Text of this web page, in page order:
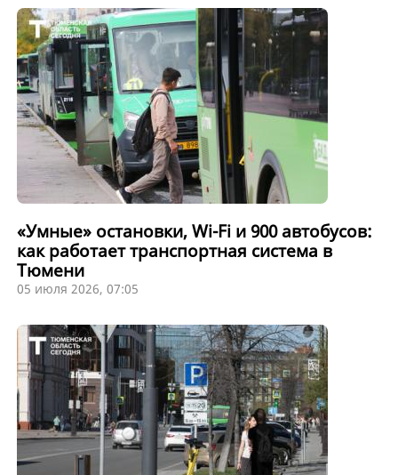
«Умные» остановки, Wi-Fi и 900 автобусов:
как работает транспортная система в
Тюмени
05 июля 2026, 07:05